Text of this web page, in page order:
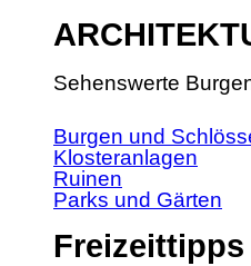
Sehenswerte
Burgen und
Klosteranlagen
Ruinen
Parks und Gärten
Freizeittipps